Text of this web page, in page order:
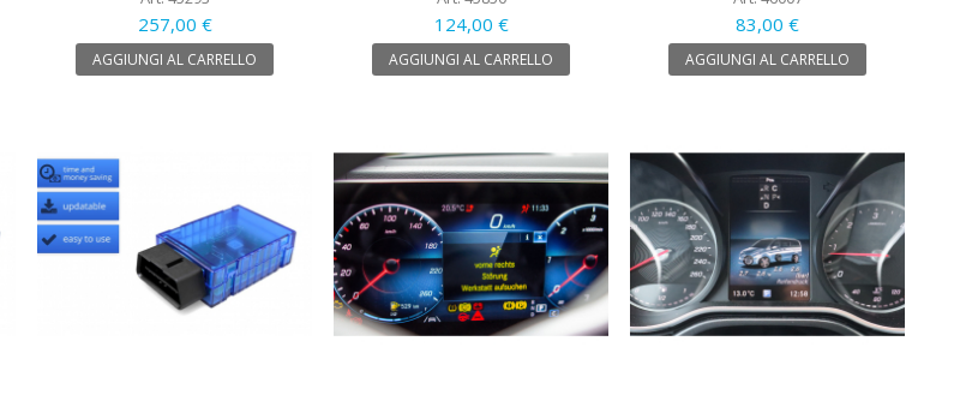
257,00 €
AGGIUNGI AL CARRELLO
124,00 €
AGGIUNGI AL CARRELLO
83,00 €
AGGIUNGI AL CARRELLO